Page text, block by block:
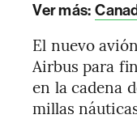
Ver más:
El nuevo
Airbus para
en la cadena
millas